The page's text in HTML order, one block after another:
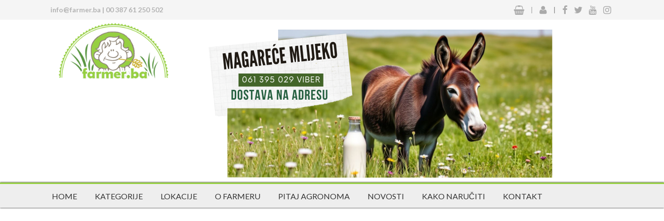
info@farmer.ba | 00 387 61 250 502 | |
HOME KATEGORIJE LOKACIJE O FARMERU PITAJ AGRONOMA NOVOSTI KAKO NARUČITI KONTAKT